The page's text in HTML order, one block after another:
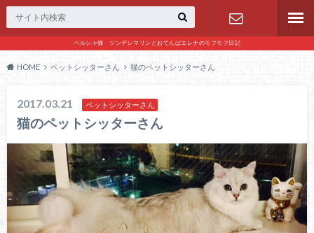
ペルシャ猫 ツンデレマリンとおてんばエレナのモフモフ日記
お問い合わ
HOME ペットシッターさん 猫のペットシッターさん
2017.03.21 ペットシッターさん
猫のペットシッターさん